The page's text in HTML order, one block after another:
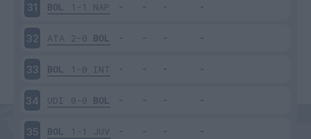
31 BOL 1-1 NAP
32 ATA 2-0 BOL
33 BOL 1-0 INT
34 UDI 0-0 BOL
35 BOL 1-1 JUV